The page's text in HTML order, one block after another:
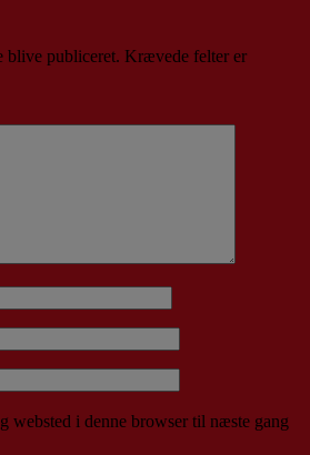
blive publiceret. Krævede felter er
websted i denne browser til næste gang